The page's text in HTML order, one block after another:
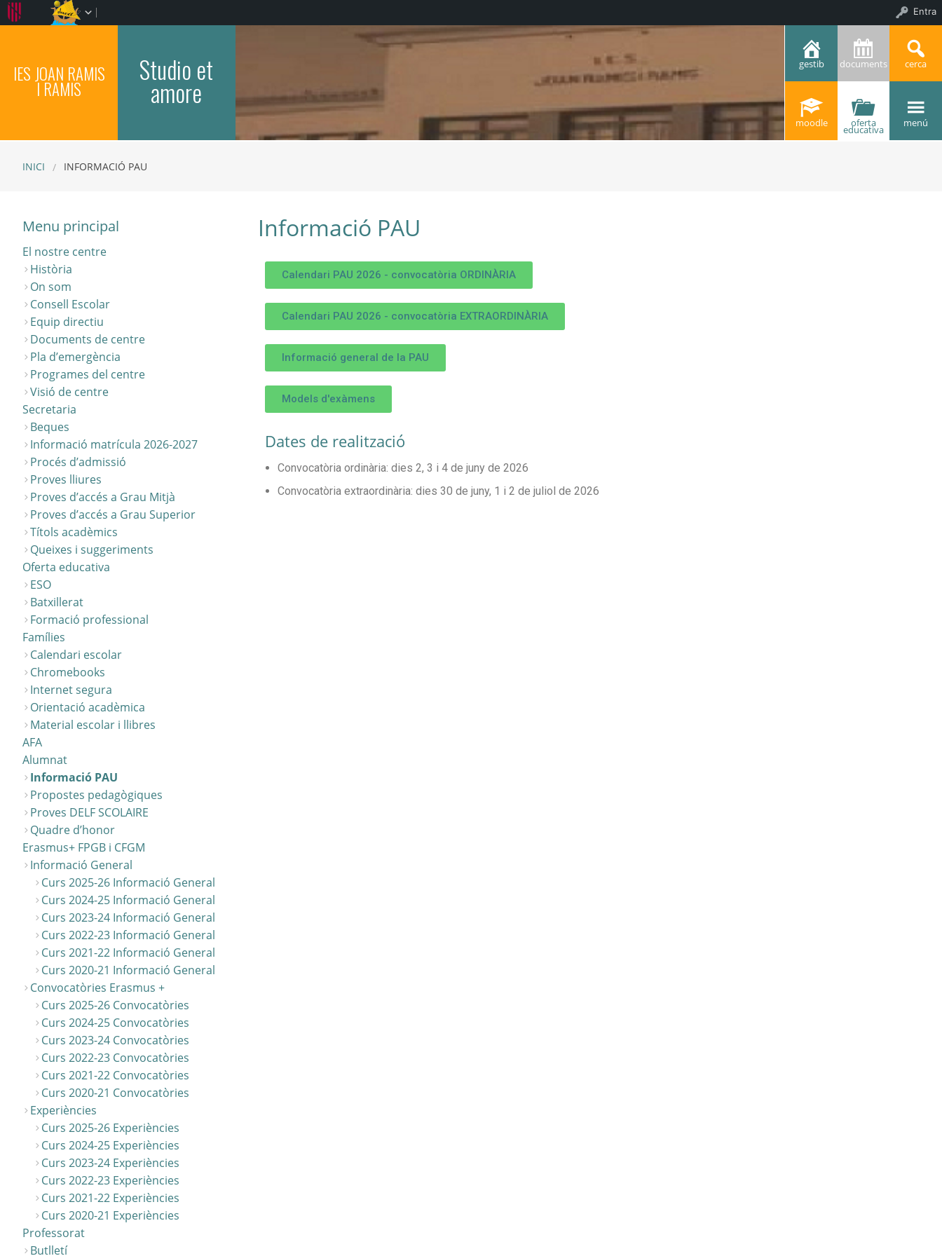
IES JOAN RAMIS
I RAMIS
Studio et
amore
gestib documents cerca
moodle oferta
educativa
menú
INICI INFORMACIÓ PAU
Informació PAU
Calendari PAU 2026 - convocatòria ORDINÀRIA
Calendari PAU 2026 - convocatòria EXTRAORDINÀRIA
Informació general de la PAU
Models d'exàmens
Dates de realització
Convocatòria ordinària: dies 2, 3 i 4 de juny de 2026
Convocatòria extraordinària: dies 30 de juny, 1 i 2 de juliol de 2026
Menu principal
El nostre centre
Història
On som
Consell Escolar
Equip directiu
Documents de centre
Pla d’emergència
Programes del centre
Visió de centre
Secretaria
Beques
Informació matrícula 2026-2027
Procés d’admissió
Proves lliures
Proves d’accés a Grau Mitjà
Proves d’accés a Grau Superior
Títols acadèmics
Queixes i suggeriments
Oferta educativa
ESO
Batxillerat
Formació professional
Famílies
Calendari escolar
Chromebooks
Internet segura
Orientació acadèmica
Material escolar i llibres
AFA
Alumnat
Informació PAU
Propostes pedagògiques
Proves DELF SCOLAIRE
Quadre d’honor
Erasmus+ FPGB i CFGM
Informació General
Curs 2025-26 Informació General
Curs 2024-25 Informació General
Curs 2023-24 Informació General
Curs 2022-23 Informació General
Curs 2021-22 Informació General
Curs 2020-21 Informació General
Convocatòries Erasmus +
Curs 2025-26 Convocatòries
Curs 2024-25 Convocatòries
Curs 2023-24 Convocatòries
Curs 2022-23 Convocatòries
Curs 2021-22 Convocatòries
Curs 2020-21 Convocatòries
Experiències
Curs 2025-26 Experiències
Curs 2024-25 Experiències
Curs 2023-24 Experiències
Curs 2022-23 Experiències
Curs 2021-22 Experiències
Curs 2020-21 Experiències
Professorat
Butlletí
Entra